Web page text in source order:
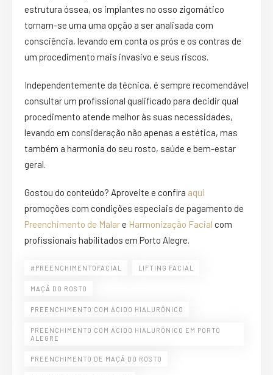
estrutura óssea, os implantes no osso zigomático
tornam-se uma uma opção a ser analisada com
consciência, levando em conta os prós e os contras de
um procedimento mais invasivo e seus riscos.
Independentemente da técnica, é sempre recomendável
consultar um profissional qualificado para decidir qual
procedimento atende melhor às suas necessidades,
levando em consideração não apenas a estética, mas
também a harmonia do seu rosto, saúde e bem-estar
geral.
Gostou do conteúdo? Aproveite e confira aqui
promoções com condições especiais de pagamento de
Preenchimento de Malare Harmonização Facial com
profissionais habilitados em Porto Alegre.
#PREENCHIMENTOFACIAL LIFTING FACIAL
MAÇÃ DO ROSTO
PREENCHIMENTO COM ÁCIDO HIALURÔNICO
PREENCHIMENTO COM ÁCIDO HIALURÔNICO EM PORTO
ALEGRE
PREENCHIMENTO DE MAÇÃ DO ROSTO